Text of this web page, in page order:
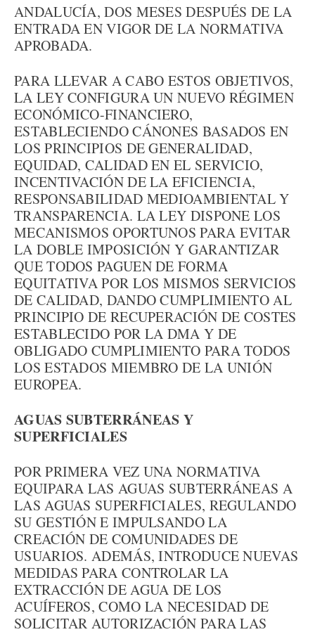
ANDALUCÍA, DOS MESES DESPUÉS DE LA
ENTRADA EN VIGOR DE LA NORMATIVA
APROBADA.
PARA LLEVAR A CABO ESTOS OBJETIVOS,
LA LEY CONFIGURA UN NUEVO RÉGIMEN
ECONÓMICO-FINANCIERO,
ESTABLECIENDO CÁNONES BASADOS EN
LOS PRINCIPIOS DE GENERALIDAD,
EQUIDAD, CALIDAD EN EL SERVICIO,
INCENTIVACIÓN DE LA EFICIENCIA,
RESPONSABILIDAD MEDIOAMBIENTAL Y
TRANSPARENCIA. LA LEY DISPONE LOS
MECANISMOS OPORTUNOS PARA EVITAR
LA DOBLE IMPOSICIÓN Y GARANTIZAR
QUE TODOS PAGUEN DE FORMA
EQUITATIVA POR LOS MISMOS SERVICIOS
DE CALIDAD, DANDO CUMPLIMIENTO AL
PRINCIPIO DE RECUPERACIÓN DE COSTES
ESTABLECIDO POR LA DMA Y DE
OBLIGADO CUMPLIMIENTO PARA TODOS
LOS ESTADOS MIEMBRO DE LA UNIÓN
EUROPEA.
AGUAS SUBTERRÁNEAS Y
SUPERFICIALES
POR PRIMERA VEZ UNA NORMATIVA
EQUIPARA LAS AGUAS SUBTERRÁNEAS A
LAS AGUAS SUPERFICIALES, REGULANDO
SU GESTIÓN E IMPULSANDO LA
CREACIÓN DE COMUNIDADES DE
USUARIOS. ADEMÁS, INTRODUCE NUEVAS
MEDIDAS PARA CONTROLAR LA
EXTRACCIÓN DE AGUA DE LOS
ACUÍFEROS, COMO LA NECESIDAD DE
SOLICITAR AUTORIZACIÓN PARA LAS